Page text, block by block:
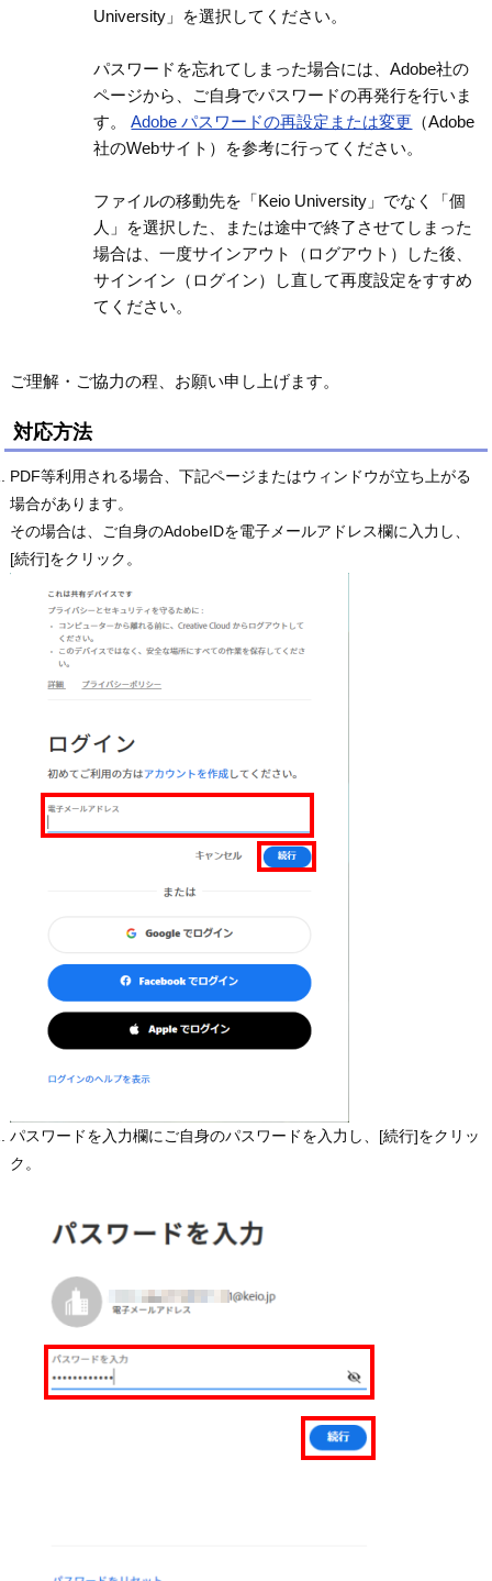
University」を選択してください。
パスワードを忘れてしまった場合には、Adobe社の
ページから、ご自身でパスワードの再発行を行いま
す。Adobe パスワードの再設定または変更 （Adobe
社のWebサイト）を参考に行ってください。
ファイルの移動先を「Keio University」でなく「個
人」を選択した、または途中で終了させてしまった
場合は、一度サインアウト（ログアウト）した後、
サインイン（ログイン）し直して再度設定をすすめ
てください。
ご理解・ご協力の程、お願い申し上げます。
対応方法
PDF等利用される場合、下記ページまたはウィンドウが立ち上がる
場合があります。
その場合は、ご自身のAdobeIDを電子メールアドレス欄に入力し、
[続行]をクリック。
パスワードを入力欄にご自身のパスワードを入力し、[続行]をクリッ
ク。